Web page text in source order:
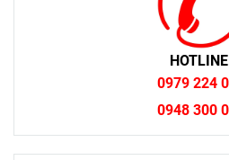
0979 224
0948 300